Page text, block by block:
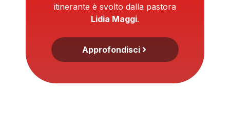
itinerante è svolto dalla pastora
Lidia Maggi.
Approfondisci